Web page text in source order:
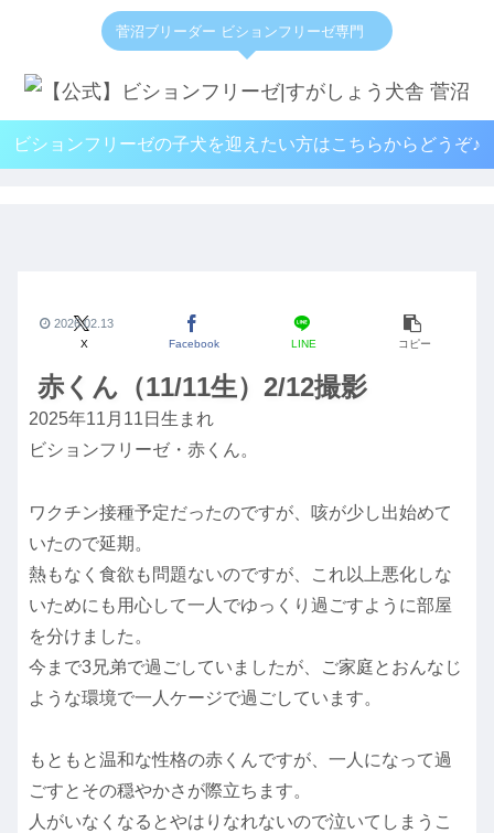
菅沼ブリーダー ビションフリーゼ専門
ビションフリーゼの子犬を迎えたい方はこちらからどうぞ♪
赤くん（11/11生）2/12撮影
X Facebook LINE コピー
2026.02.13
2025年11月11日生まれ
ビションフリーゼ・赤くん。
ワクチン接種予定だったのですが、咳が少し出始めて
いたので延期。
熱もなく食欲も問題ないのですが、これ以上悪化しな
いためにも用心して一人でゆっくり過ごすように部屋
を分けました。
今まで3兄弟で過ごしていましたが、ご家庭とおんなじ
ような環境で一人ケージで過ごしています。
もともと温和な性格の赤くんですが、一人になって過
ごすとその穏やかさが際立ちます。
人がいなくなるとやはりなれないので泣いてしまうこ